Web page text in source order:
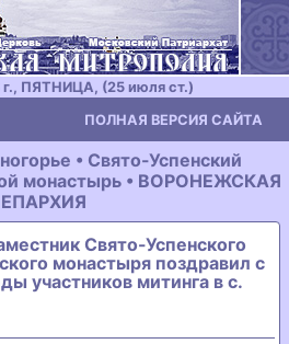
г., ПЯТНИЦА, (25 июля ст.)
ПОЛНАЯ ВЕРСИЯ САЙТА
• Свято-Успенский
монастырь • ВОРОНЕЖСКАЯ
ЕПАРХИЯ
Свято-Успенского
монастыря поздравил с
участников митинга в с.